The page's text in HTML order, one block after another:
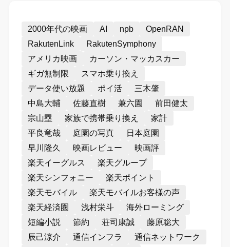
2000年代の映画 AI npb
OpenRAN
RakutenLink
RakutenSymphony
アメリカ映画
カーソン・マッカスカー
ギガ無制限
スマホ乗り換え
データ使い放題
ポイ活
三木肇
中島大輔
佐藤直樹 兼六園
前田健太
宗山塁
家族で携帯乗り換え
家計
平良竜哉
庭園の写真
日本庭園
早川隆久
映画レビュー
映画評
楽天イーグルス
楽天グループ
楽天シンフォニー
楽天ポイント
楽天モバイル
楽天モバイルお客様の声
楽天経済圏
浅村栄斗
海外ローミング
短編小説
節約 荘司康誠
藤原聡大
辰己涼介
通信インフラ
通信ネットワーク